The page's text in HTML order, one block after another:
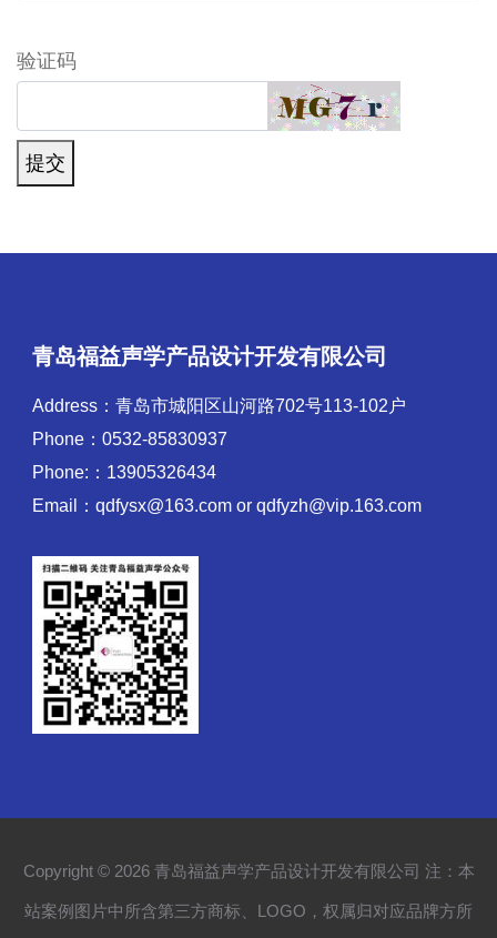
验证码
提交
青岛福益声学产品设计开发有限公司
Address：青岛市城阳区山河路702号113-102户
Phone：0532-85830937
Phone:：13905326434
Email：qdfysx@163.com or qdfyzh@vip.163.com
Copyright © 2026 青岛福益声学产品设计开发有限公司 注：本
站案例图片中所含第三方商标、LOGO，权属归对应品牌方所